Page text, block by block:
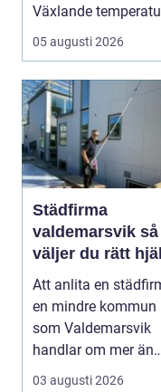
Växlande
vägsalt, grus, snösl...
05 augusti 2026
Städfirma
valdemarsvik så
väljer du rätt
för hem och
företag
Att anlita en
en mindre kommun
som Valdemarsvik
handlar om mer än
bara rena golv och
03 augusti 2026